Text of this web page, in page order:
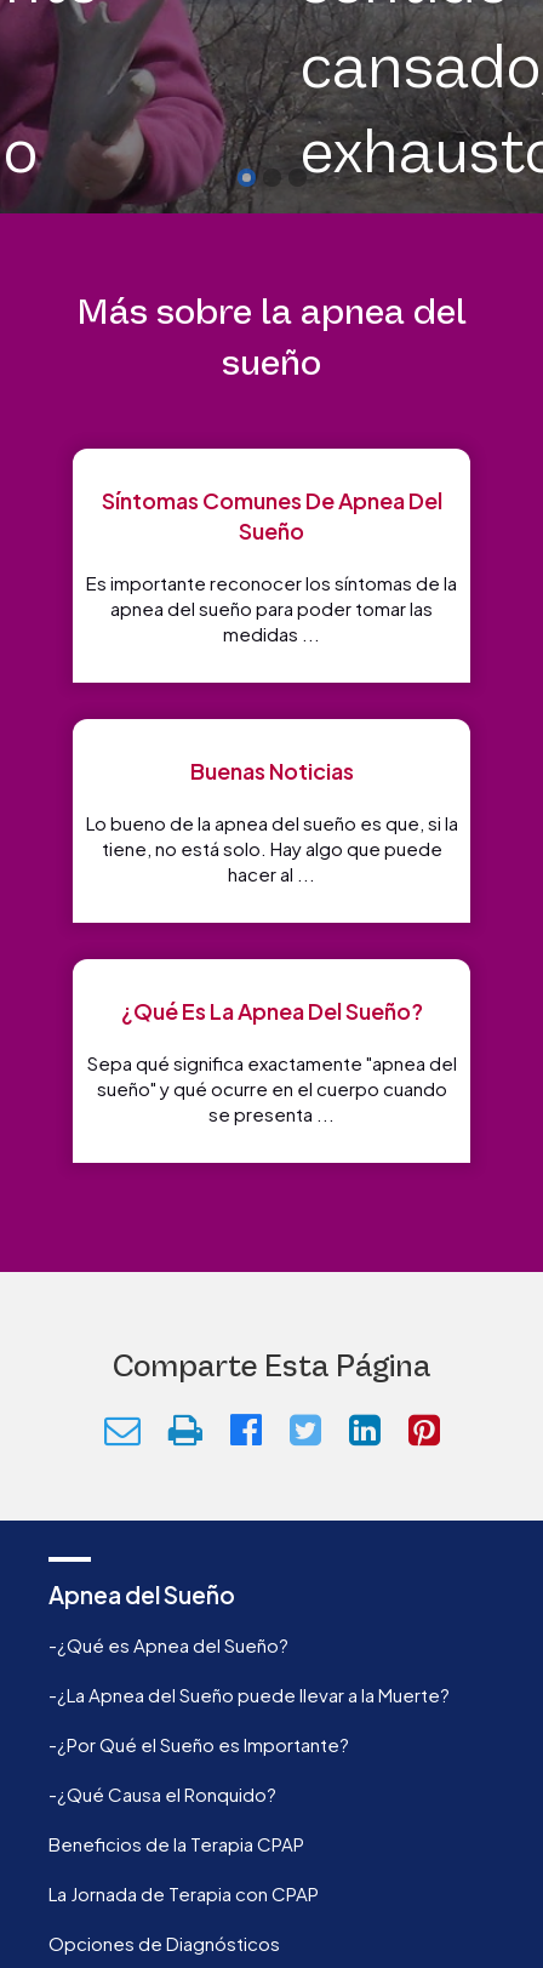
Historia
De
Jessica
Más sobre la apnea del
sueño
Síntomas Comunes De Apnea Del
Sueño
Es importante reconocer los síntomas de la
apnea del sueño para poder tomar las
medidas ...
Buenas Noticias
Lo bueno de la apnea del sueño es que, si la
tiene, no está solo. Hay algo que puede
hacer al ...
¿Qué Es La Apnea Del Sueño?
Sepa qué significa exactamente "apnea del
sueño" y qué ocurre en el cuerpo cuando
se presenta ...
Comparte Esta Página
Apnea del Sueño
-¿Qué es Apnea del Sueño?
-¿La Apnea del Sueño puede llevar a la Muerte?
-¿Por Qué el Sueño es Importante?
-¿Qué Causa el Ronquido?
Beneficios de la Terapia CPAP
La Jornada de Terapia con CPAP
Opciones de Diagnósticos